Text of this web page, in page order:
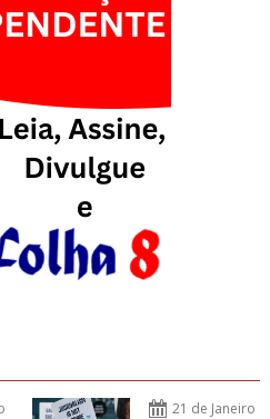
21 de Janeiro